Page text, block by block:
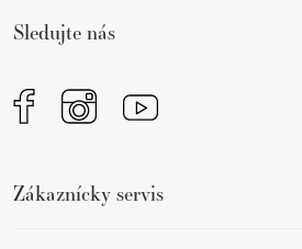
Sledujte nás
Zákaznícky servis